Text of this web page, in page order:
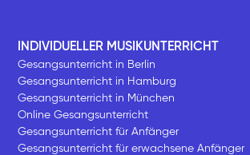
INDIVIDUELLER MUSIKUNTERRICHT
Gesangsunterricht in Berlin
Gesangsunterricht in Hamburg
Gesangsunterricht in München
Online Gesangsunterricht
Gesangsunterricht für Anfänger
Gesangsunterricht für erwachsene Anfänger